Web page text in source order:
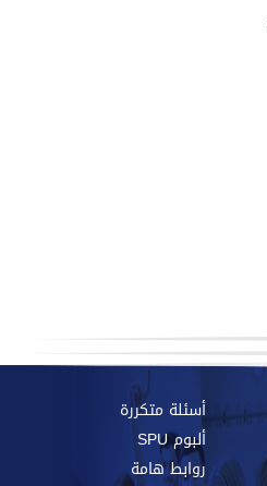
أسئلة متكررة
ألبوم SPU
روابط هامة